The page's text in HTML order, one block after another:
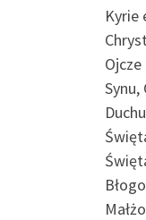
Kyrie